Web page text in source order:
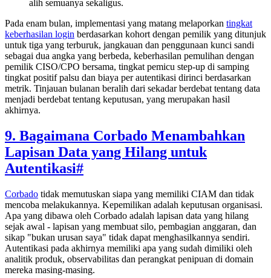
alih semuanya sekaligus.
Pada enam bulan, implementasi yang matang melaporkan tingkat
keberhasilan login berdasarkan kohort dengan pemilik yang ditunjuk
untuk tiga yang terburuk, jangkauan dan penggunaan kunci sandi
sebagai dua angka yang berbeda, keberhasilan pemulihan dengan
pemilik CISO/CPO bersama, tingkat pemicu step-up di samping
tingkat positif palsu dan biaya per autentikasi dirinci berdasarkan
metrik. Tinjauan bulanan beralih dari sekadar berdebat tentang data
menjadi berdebat tentang keputusan, yang merupakan hasil
akhirnya.
9. Bagaimana Corbado Menambahkan
Lapisan Data yang Hilang untuk
Autentikasi#
Corbado tidak memutuskan siapa yang memiliki CIAM dan tidak
mencoba melakukannya. Kepemilikan adalah keputusan organisasi.
Apa yang dibawa oleh Corbado adalah lapisan data yang hilang
sejak awal - lapisan yang membuat silo, pembagian anggaran, dan
sikap "bukan urusan saya" tidak dapat menghasilkannya sendiri.
Autentikasi pada akhirnya memiliki apa yang sudah dimiliki oleh
analitik produk, observabilitas dan perangkat penipuan di domain
mereka masing-masing.